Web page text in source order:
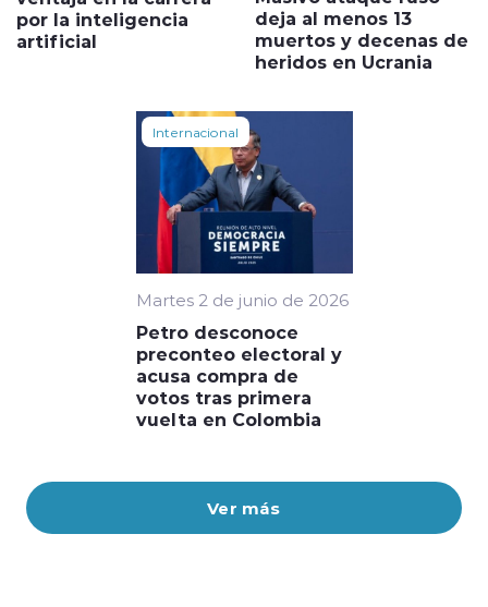
Ver más
por la inteligencia
artificial
deja al menos 13
muertos y decenas de
heridos en Ucrania
Internacional
Martes 2 de junio de 2026
Petro desconoce
preconteo electoral y
acusa compra de
votos tras primera
vuelta en Colombia